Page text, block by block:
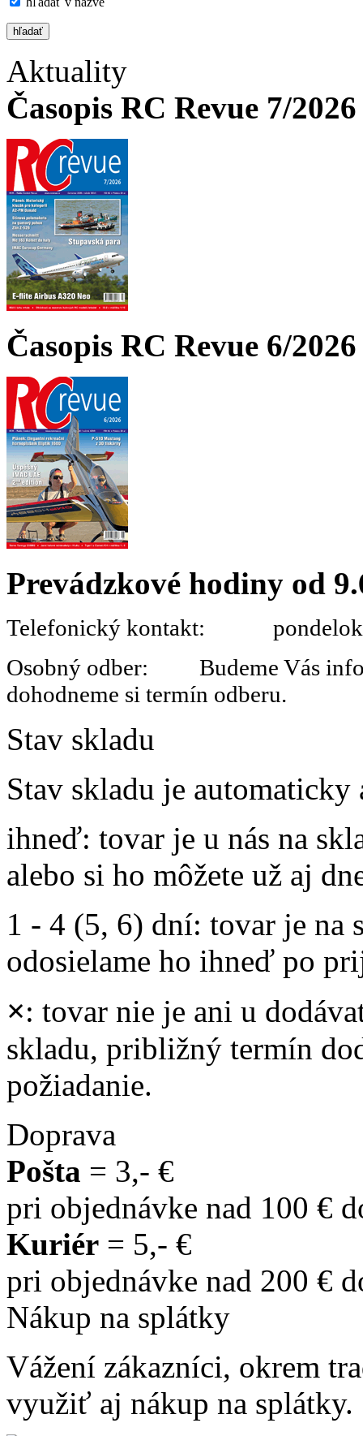
Aktuality
Časopis RC Revue 7/
Časopis RC Revue 6/
Prevádzkové hodiny od
Telefonický kontakt:
Osobný odber: Budeme Vás
dohodneme si termín odberu.
Stav skladu
Stav skladu je
ihneď: tovar je u nás na
alebo si ho môžete už aj
1 - 4 (5, 6) dní: tovar je na
odosielame ho ihneď po
×: tovar nie je ani u
skladu, približný termín
požiadanie.
Doprava
Pošta = 3,- €
pri objednávke nad 100 €
Kuriér = 5,- €
pri objednávke nad 200 €
Nákup na splátky
Vážení zákazníci, okrem
využiť aj nákup na splátky.